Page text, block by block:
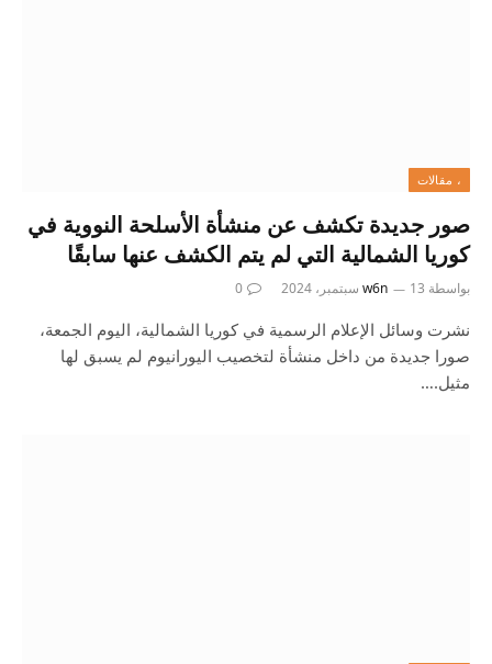
، مقالات
صور جديدة تكشف عن منشأة الأسلحة النووية في
كوريا الشمالية التي لم يتم الكشف عنها سابقًا
بواسطة w6n 13 سبتمبر، 2024 0
نشرت وسائل الإعلام الرسمية في كوريا الشمالية، اليوم الجمعة،
صورا جديدة من داخل منشأة لتخصيب اليورانيوم لم يسبق لها
مثيل.…